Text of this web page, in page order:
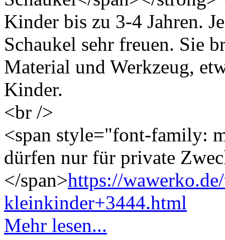
Kinder bis zu 3-4 Jahren.
Schaukel sehr freuen. Sie
Material und Werkzeug,
Kinder.
<br />
<span style="font-family:
dürfen nur für private
</span>https://
kleinkinder+3444.html
Mehr lesen...